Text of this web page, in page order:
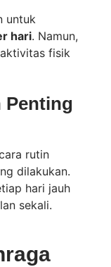
untuk
hari. Namun,
fisik
Penting
rutin
dilakukan.
hari jauh
sekali.